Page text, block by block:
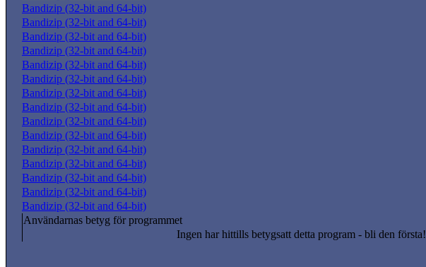
Bandizip (32-bit and 64-bit)
Bandizip (32-bit and 64-bit)
Bandizip (32-bit and 64-bit)
Bandizip (32-bit and 64-bit)
Bandizip (32-bit and 64-bit)
Bandizip (32-bit and 64-bit)
Bandizip (32-bit and 64-bit)
Bandizip (32-bit and 64-bit)
Bandizip (32-bit and 64-bit)
Bandizip (32-bit and 64-bit)
Bandizip (32-bit and 64-bit)
Bandizip (32-bit and 64-bit)
Bandizip (32-bit and 64-bit)
Bandizip (32-bit and 64-bit)
Bandizip (32-bit and 64-bit)
Användarnas betyg för programmet
Ingen har hittills betygsatt detta program - bli den första!